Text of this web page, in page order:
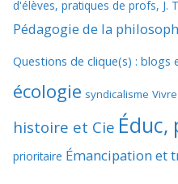
d'élèves, pratiques de profs, J.
Pédagogie de la
Questions de clique(s) : blogs
écologie syndicalisme
histoire et Cie Éduc,
prioritaire Émancipation et